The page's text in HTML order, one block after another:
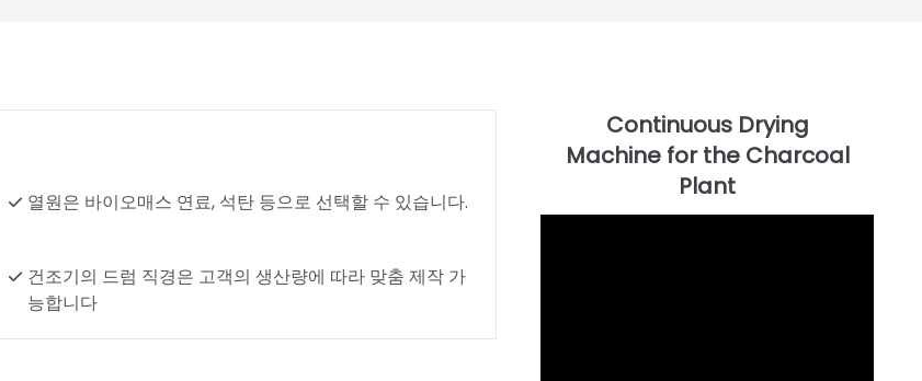
열원은 바이오매스 연료, 석탄 등으로 선택할 수 있습니다.
건조기의 드럼 직경은 고객의 생산량에 따라 맞춤 제작 가
능합니다